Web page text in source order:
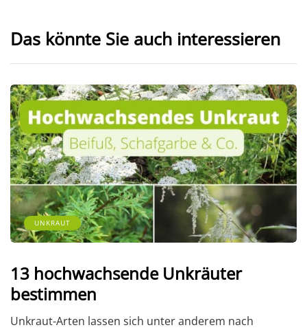
Das könnte Sie auch interessieren
UNKRAUT
13 hochwachsende Unkräuter
bestimmen
Unkraut-Arten lassen sich unter anderem nach